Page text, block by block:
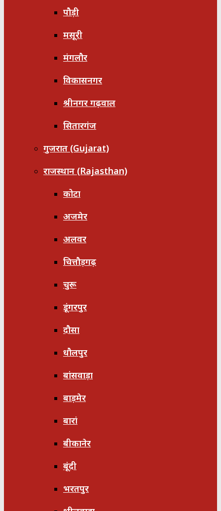
पौड़ी
मसूरी
मंगलौर
विकासनगर
श्रीनगर गढ़वाल
सितारगंज
गुजरात (Gujarat)
राजस्थान (Rajasthan)
कोटा
अजमेर
अलवर
चित्तौड़गढ़
चुरू
डूंगरपुर
दौसा
धौलपुर
बांसवाड़ा
बाड़मेर
बारां
बीकानेर
बूंदी
भरतपुर